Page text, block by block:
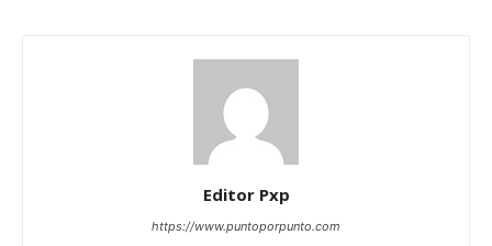
Editor Pxp
https://www.puntoporpunto.com